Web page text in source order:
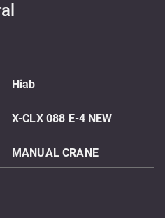
Hiab
X-CLX 088 E-4 NEW
MANUAL CRANE